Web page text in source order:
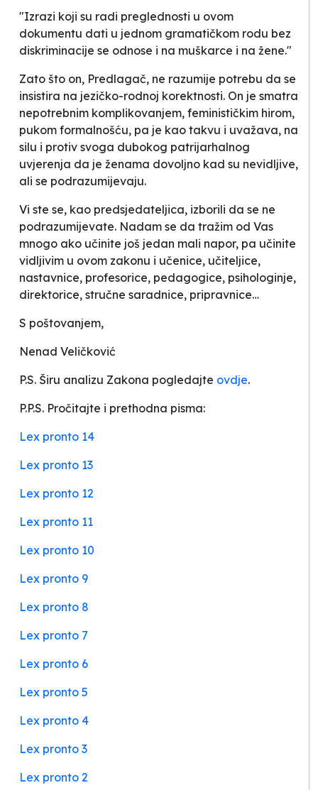
"Izrazi koji su radi preglednosti u ovom
dokumentu dati u jednom gramatičkom rodu bez
diskriminacije se odnose i na muškarce i na žene."
Zato što on, Predlagač, ne razumije potrebu da se
insistira na jezičko-rodnoj korektnosti. On je smatra
nepotrebnim komplikovanjem, feminističkim hirom,
pukom formalnošću, pa je kao takvu i uvažava, na
silu i protiv svoga dubokog patrijarhalnog
uvjerenja da je ženama dovoljno kad su nevidljive,
ali se podrazumijevaju.
Vi ste se, kao predsjedateljica, izborili da se ne
podrazumijevate. Nadam se da tražim od Vas
mnogo ako učinite još jedan mali napor, pa učinite
vidljivim u ovom zakonu i učenice, učiteljice,
nastavnice, profesorice, pedagogice, psihologinje,
direktorice, stručne saradnice, pripravnice…
S poštovanjem,
Nenad Veličković
P.S. Širu analizu Zakona pogledajte ovdje.
P.P.S. Pročitajte i prethodna pisma:
Lex pronto 14
Lex pronto 13
Lex pronto 12
Lex pronto 11
Lex pronto 10
Lex pronto 9
Lex pronto 8
Lex pronto 7
Lex pronto 6
Lex pronto 5
Lex pronto 4
Lex pronto 3
Lex pronto 2